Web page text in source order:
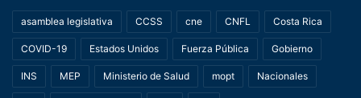
asamblea legislativa CCSS cne CNFL Costa Rica
COVID-19 Estados Unidos Fuerza Pública Gobierno
INS MEP Ministerio de Salud mopt Nacionales